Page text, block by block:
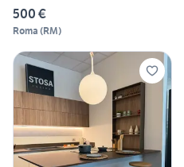
500 €
Roma (RM)